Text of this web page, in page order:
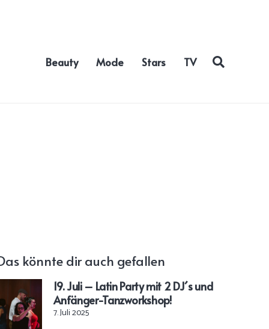
Beauty Mode Stars TV
könnte dir auch gefallen
19. Juli – Latin Party mit 2 DJ´s und
Anfänger-Tanzworkshop!
7. Juli 2025